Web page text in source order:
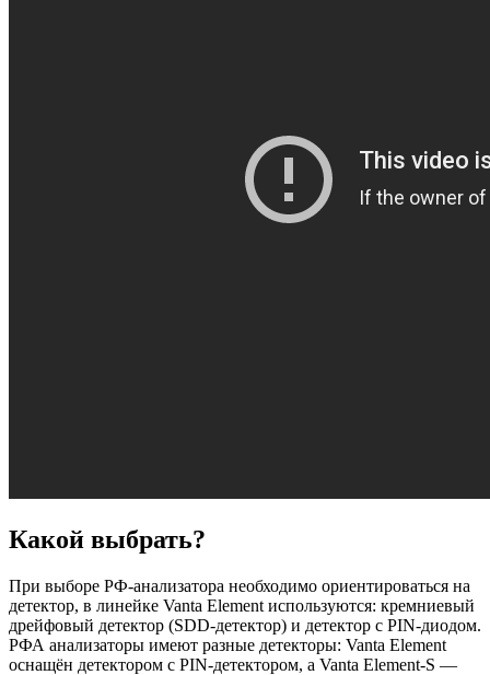
Какой выбрать?
При выборе РФ-анализатора необходимо ориентироваться на
детектор, в линейке Vanta Element используются: кремниевый
дрейфовый детектор (SDD-детектор) и детектор с PIN-диодом.
РФА анализаторы имеют разные детекторы: Vanta Element
оснащён детектором с PIN-детектором, а Vanta Element-S —